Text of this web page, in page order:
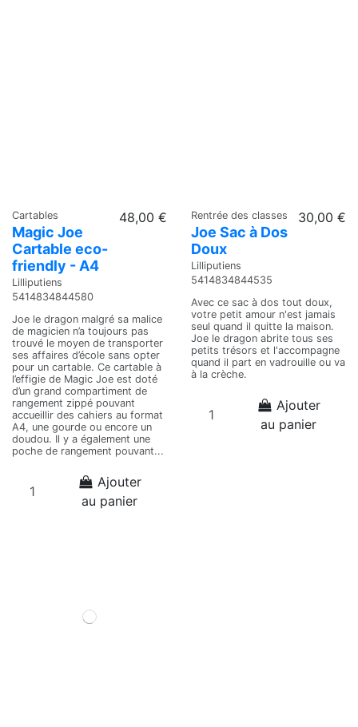
Cartables
Magic Joe
Cartable eco-
friendly - A4
Lilliputiens
5414834844580
48,00 €
Joe le dragon malgré sa malice
de magicien n’a toujours pas
trouvé le moyen de transporter
ses affaires d’école sans opter
pour un cartable. Ce cartable à
l’effigie de Magic Joe est doté
d’un grand compartiment de
rangement zippé pouvant
accueillir des cahiers au format
A4, une gourde ou encore un
doudou. Il y a également une
poche de rangement pouvant...
Ajouter
au panier
Rentrée des classes
Joe Sac à Dos
Doux
Lilliputiens
5414834844535
30,00 €
Avec ce sac à dos tout doux,
votre petit amour n'est jamais
seul quand il quitte la maison.
Joe le dragon abrite tous ses
petits trésors et l'accompagne
quand il part en vadrouille ou va
à la crèche.
Ajouter
au panier